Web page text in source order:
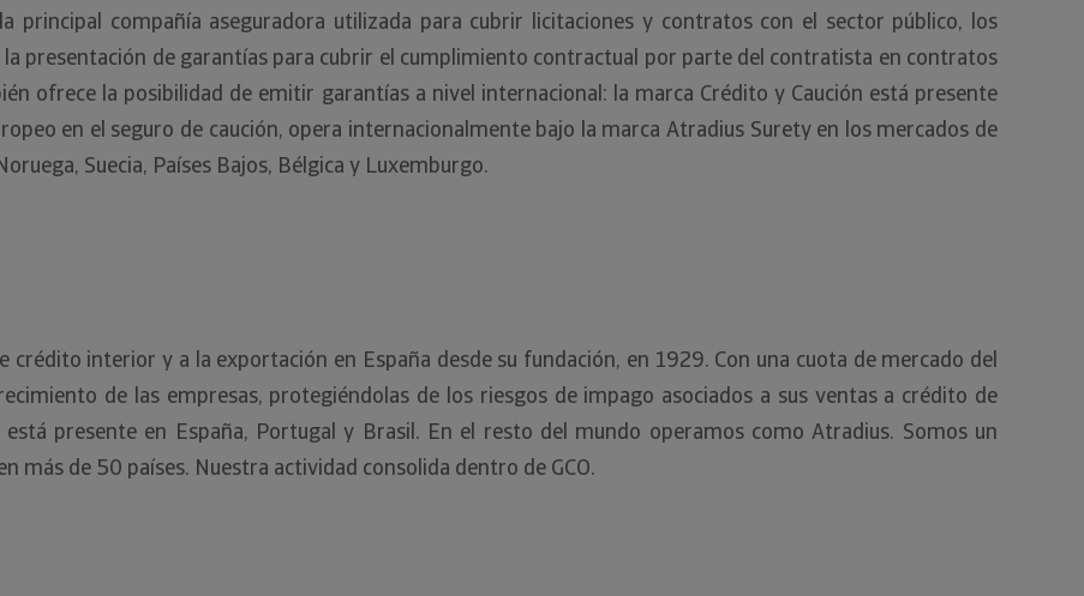
principal compañía aseguradora utilizada para cubrir licitaciones y contratos con el sector público, los
presentación de garantías para cubrir el cumplimiento contractual por parte del contratista en contratos
ofrece la posibilidad de emitir garantías a nivel internacional: la marca Crédito y Caución está presente
en el seguro de caución, opera internacionalmente bajo la marca Atradius Surety en los mercados de
Suecia, Países Bajos, Bélgica y Luxemburgo.
crédito interior y a la exportación en España desde su fundación, en 1929. Con una cuota de mercado del
de las empresas, protegiéndolas de los riesgos de impago asociados a sus ventas a crédito de
presente en España, Portugal y Brasil. En el resto del mundo operamos como Atradius. Somos un
más de 50 países. Nuestra actividad consolida dentro de GCO.